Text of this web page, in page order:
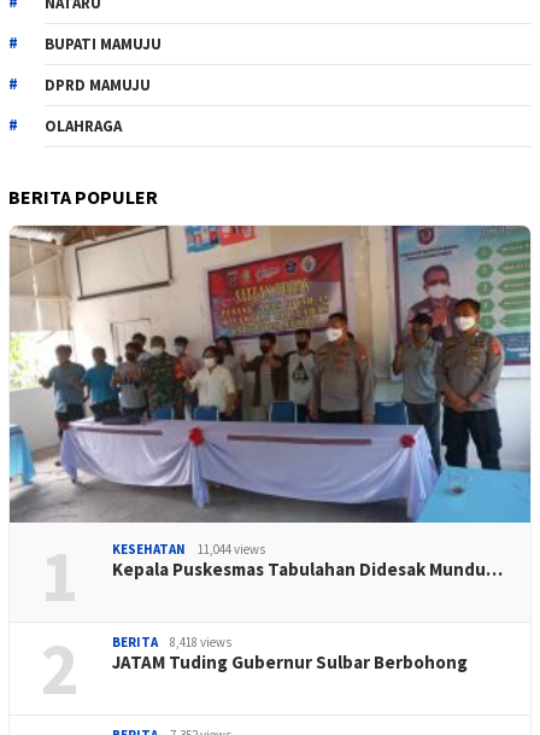
BUPATI MAMUJU
DPRD MAMUJU
OLAHRAGA
BERITA POPULER
1 KESEHATAN 11,044 views
Kepala Puskesmas Tabulahan Didesak Mundu…
2 BERITA 8,418 views
JATAM Tuding Gubernur Sulbar Berbohong